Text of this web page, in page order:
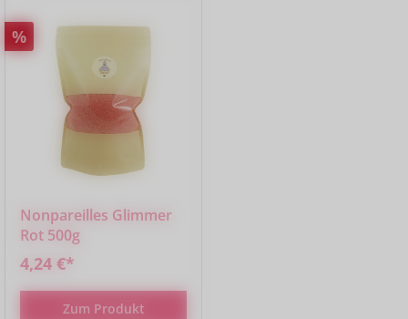
Rabatt
%
Nonpareilles Glimmer
Rot 500g
4,24 €*
Zum Produkt